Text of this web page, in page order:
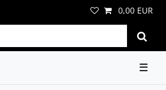
0,00 EUR
☰